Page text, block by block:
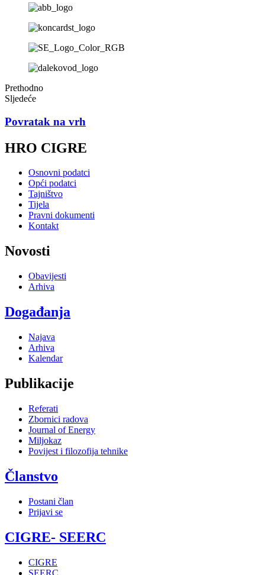
Prethodno
Sljedeće
Povratak na vrh
HRO CIGRE
Osnovni podatci
Opći podatci
Tajništvo
Tijela
Pravni dokumenti
Kontakt
Novosti
Obavijesti
Arhiva
Događanja
Najava
Arhiva
Kalendar
Publikacije
Referati
Zbornici radova
Journal of Energy
Miljokaz
Povijest i filozofija tehnike
Članstvo
Postani član
Prijavi se
CIGRE- SEERC
CIGRE
SEERC